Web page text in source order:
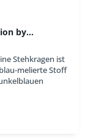
by...
Stehkragen ist
melierte Stoff